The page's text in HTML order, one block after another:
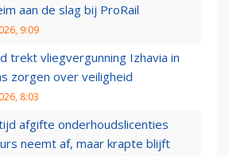
aan de slag bij ProRail
9:09
trekt vliegvergunning Izhavia in
zorgen over veiligheid
8:03
afgifte onderhoudslicenties
neemt af, maar krapte blijft